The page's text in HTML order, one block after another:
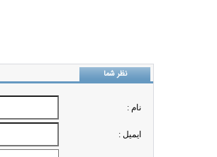
نظر شما
نام :
ايميل :